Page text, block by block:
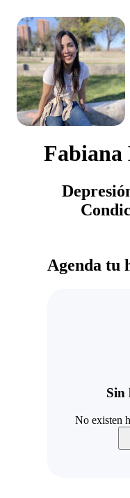
Fabiana
Agenda tu
Sin
No existen